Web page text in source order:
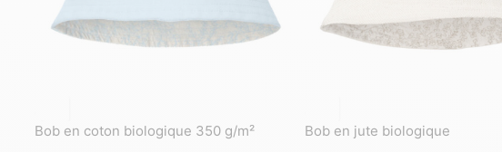
Bob en coton biologique 350 g/m² Bob en jute biologique